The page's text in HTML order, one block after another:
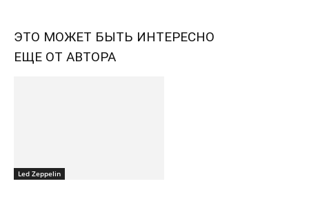
ЭТО МОЖЕТ БЫТЬ ИНТЕРЕСНО
ЕЩЕ ОТ АВТОРА
Led Zeppelin